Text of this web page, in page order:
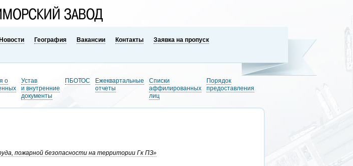
о
Устав
и внутренние
документы
ПБОТОС
Ежеквартальные
отчеты
Списки
аффилированных
лиц
Порядок
предоставления
Новости География Вакансии Контакты Заявка на пропуск
пожарной безопасности на территории Гк ПЗ»